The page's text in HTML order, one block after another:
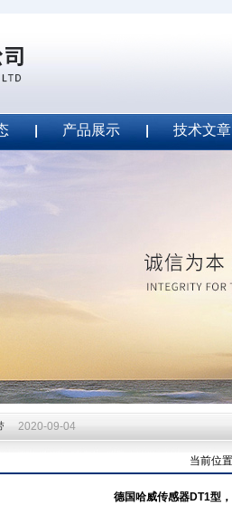
产品展示 技术文章
2020-09-04
2020-09-04
当前位置
德国哈威传感器DT1型